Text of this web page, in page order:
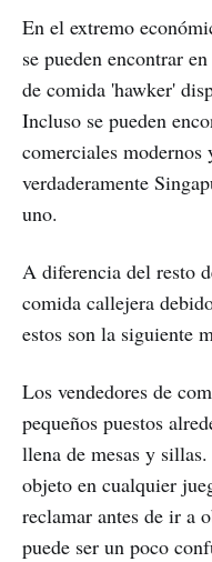
En el extremo
se pueden encontrar
de comida 'hawker'
Incluso se pueden
comerciales modernos
verdaderamente
uno.
A diferencia del resto
comida callejera
estos son la siguiente
Los vendedores de
pequeños puestos
llena de mesas y
objeto en cualquier
reclamar antes de ir a
puede ser un poco